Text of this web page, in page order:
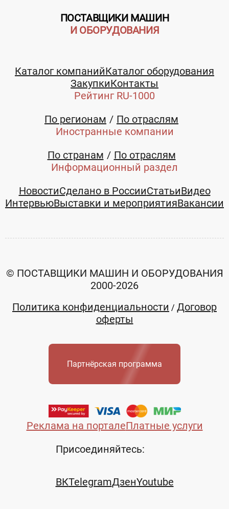
+7 (8552) 49-35-55
E-mail:
shimanovskaya@electroyar.ru
ПОСТАВЩИКИ МАШИН
И ОБОРУДОВАНИЯ
Каталог компанийКаталог оборудования
ЗакупкиКонтакты
Рейтинг RU-1000
По регионам
По отраслям
Иностранные компании
По странам
По отраслям
Информационный раздел
НовостиСделано в РоссииСтатьиВидео
ИнтервьюВыставки и мероприятияВакансии
Реклама на порталеПлатные услуги
© ПОСТАВЩИКИ МАШИН И ОБОРУДОВАНИЯ
2000-2026
Политика конфиденциальности / Договор
оферты
Партнёрская программа
Присоединяйтесь:
ВКTelegramДзенYoutube